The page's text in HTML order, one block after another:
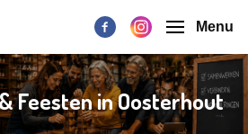
Menu
Feesten in Oosterhout